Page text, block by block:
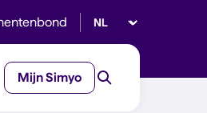
Selecteer taal
Mijn Simyo